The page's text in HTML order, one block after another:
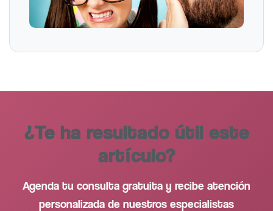
¿Te ha resultado útil este
artículo?
Agenda tu consulta gratuita y recibe atención
personalizada de nuestros especialistas